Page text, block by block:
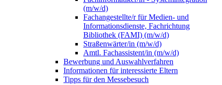
(m/w/d)
Fachangestellte/r für Medien- und
Informationsdienste, Fachrichtung
Bibliothek (FAMI) (m/w/d)
Straßenwärter/in (m/w/d)
Amtl. Fachassistent/in (m/w/d)
Bewerbung und Auswahlverfahren
Informationen für interessierte Eltern
Tipps für den Messebesuch